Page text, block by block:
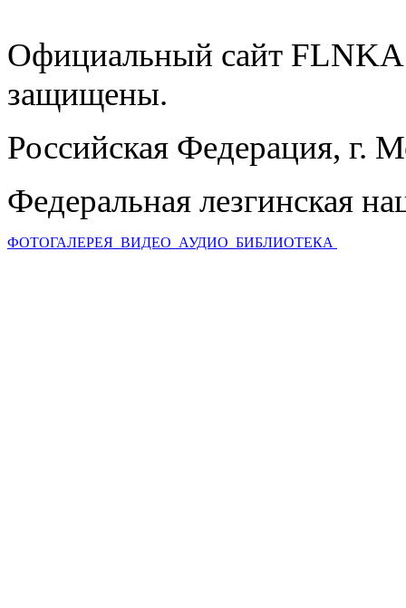
Официальный сайт
защищены.
Российская Федерация, г.
Федеральная лезгинская
ФОТОГАЛЕРЕЯ ВИДЕО АУДИО БИБЛИОТЕКА